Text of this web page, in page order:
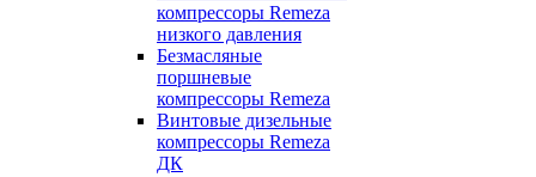
компрессоры Remeza
низкого давления
Безмасляные
поршневые
компрессоры Remeza
Винтовые дизельные
компрессоры Remeza
ДК